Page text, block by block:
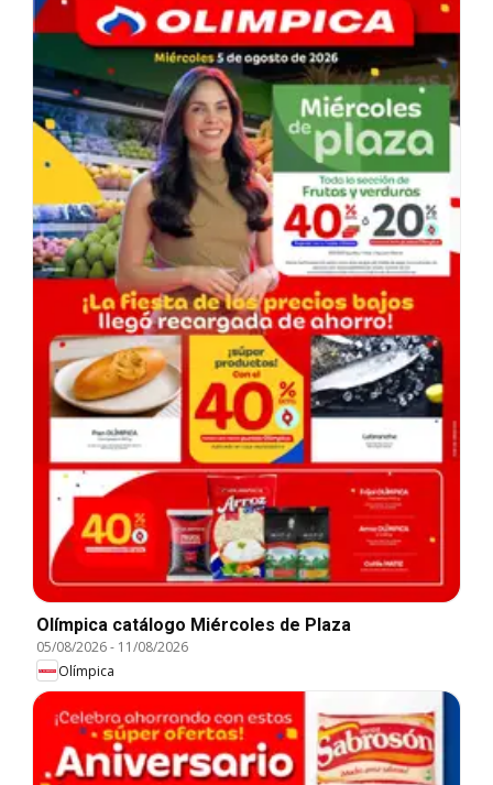
Olímpica catálogo Miércoles de Plaza
05/08/2026- 11/08/2026
Olímpica